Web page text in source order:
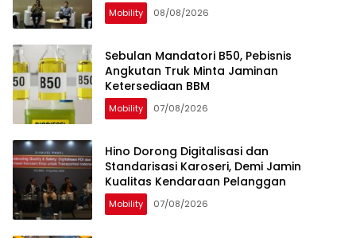
Mobility 08/08/2026
Sebulan Mandatori B50, Pebisnis
Angkutan Truk Minta Jaminan
Ketersediaan BBM
Mobility 07/08/2026
Hino Dorong Digitalisasi dan
Standarisasi Karoseri, Demi Jamin
Kualitas Kendaraan Pelanggan
Mobility 07/08/2026